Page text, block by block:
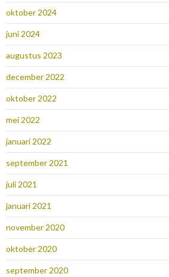
oktober 2024
juni 2024
augustus 2023
december 2022
oktober 2022
mei 2022
januari 2022
september 2021
juli 2021
januari 2021
november 2020
oktober 2020
september 2020